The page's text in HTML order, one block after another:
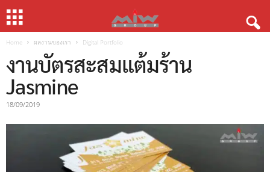
Home ผลงานของเรา Digital Portfolio
งานบัตรสะสมแต้มร้าน
Jasmine
18/09/2019